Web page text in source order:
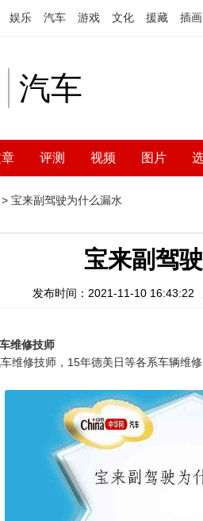
娱乐 汽车 游戏 文化 援藏 插画
汽车
评测 视频 图片
宝来副驾驶为什么漏水
宝来副驾
发布时间：2021-11-10 16:43:22
维修技师